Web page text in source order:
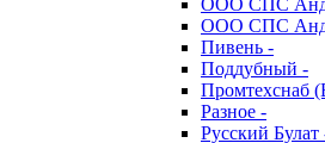
ООО СПС
ООО СПС
Пивень -
Поддубный -
Промтехснаб
Разное -
Русский Булат